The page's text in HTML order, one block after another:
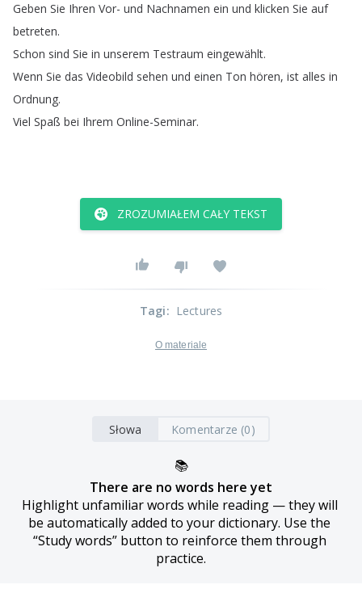
Geben Sie Ihren Vor- und Nachnamen ein und klicken Sie auf
betreten.
Schon sind Sie in unserem Testraum eingewählt.
Wenn Sie das Videobild sehen und einen Ton hören, ist alles in
Ordnung.
Viel Spaß bei Ihrem Online-Seminar.
ZROZUMIAŁEM CAŁY TEKST
Tagi: Lectures
O materiale
Słowa Komentarze (0)
📚
There are no words here yet
Highlight unfamiliar words while reading — they will
be automatically added to your dictionary. Use the
“Study words” button to reinforce them through
practice.